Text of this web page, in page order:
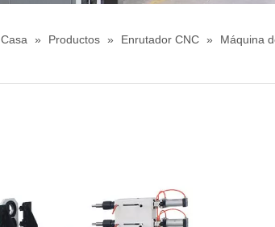
Casa » Productos » Enrutador CNC » Máquina